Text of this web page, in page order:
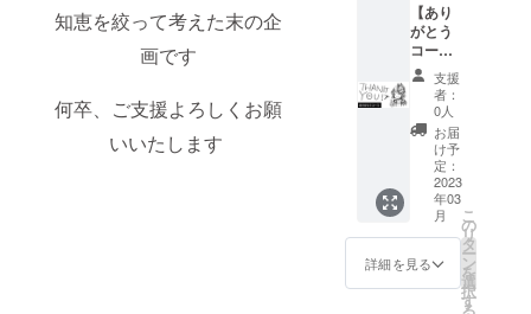
知恵を絞って考えた末の企
画です
何卒、ご支援よろしくお願
いいたします
【あり
がとう
コー
ス】 ※
リター
ンほぼ
無しの
コース
です。
公式
ポート
フォリ
オサイ
トなど
の作品
支援
者：
0人
お届
け予
定：
2023
年03
月
詳細を見る
こ
の
リ
タ
ー
ン
を
選
択
す